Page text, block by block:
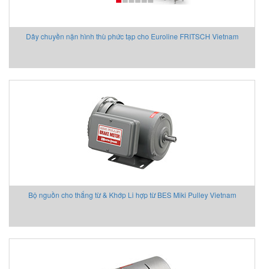
Dây chuyền nặn hình thù phức tạp cho Euroline FRITSCH Vietnam
Bộ nguồn cho thắng từ & Khớp Li hợp từ BES Miki Pulley Vietnam